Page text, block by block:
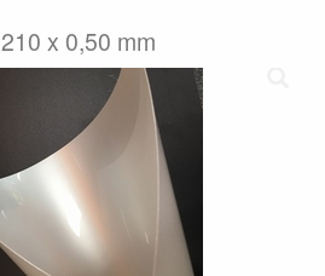
x 0,50 mm